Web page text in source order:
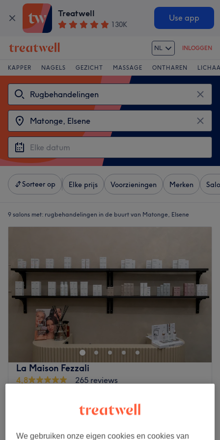
Treatwell
130K
Use app
NL INLOGGEN
KAPPER NAGELS GEZICHT MASSAGE ONTHAREN
Sorteer op Elke prijs Voorzieningen Merken
9 salons met: rugbehandelingen in de buurt van Matonge, Elsene
La Maison Fezzali
4,8
265 reviews
Peeling du dos Mesoestetic - Prix 120€
We gebruiken onze eigen cookies en cookies van